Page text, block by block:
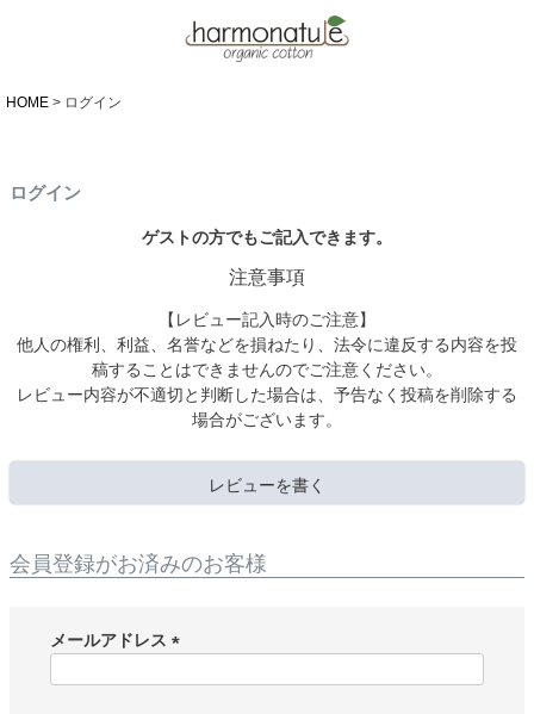
HOME ログイン
ログイン
ゲストの方でもご記入できます。
注意事項
【レビュー記入時のご注意】
他人の権利、利益、名誉などを損ねたり、法令に違反する内容を投
稿することはできませんのでご注意ください。
レビュー内容が不適切と判断した場合は、予告なく投稿を削除する
場合がございます。
レビューを書く
会員登録がお済みのお客様
メールアドレス